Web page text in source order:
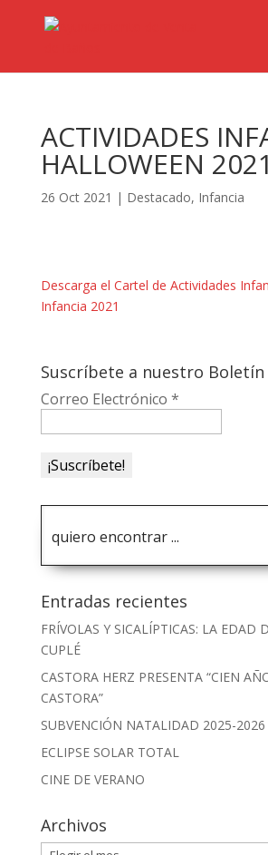
ACTIVIDADES
HALLOWEEN 2021
26 Oct 2021 | Destacado, Infancia
Descarga el Cartel de Actividades
Infancia 2021
Suscríbete a nuestro Boletín
Correo Electrónico *
Entradas recientes
FRÍVOLAS Y SICALÍPTICAS: LA EDAD
CUPLÉ
CASTORA HERZ PRESENTA “CIEN
CASTORA”
SUBVENCIÓN NATALIDAD 2025-2026
ECLIPSE SOLAR TOTAL
CINE DE VERANO
Archivos